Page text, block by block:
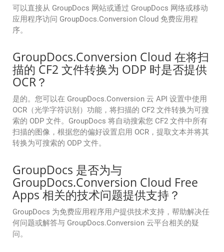
可以直接从 GroupDocs 网站或通过 GroupDocs 网络或移动
应用程序访问 GroupDocs.Conversion Cloud 免费应用程
序。
GroupDocs.Conversion Cloud 在将扫
描的 CF2 文件转换为 ODP 时是否提供
OCR？
是的。您可以在 GroupDocs.Conversion 云 API 设置中使用
OCR（光学字符识别）功能，将扫描的 CF2 文件转换为可搜
索的 ODP 文件。GroupDocs 将自动搜索您 CF2 文件中所有
扫描的图像，根据您的偏好设置启用 OCR，提取文本并将其
转换为可搜索的 ODP 文件。
GroupDocs 是否为与
GroupDocs.Conversion Cloud Free
Apps 相关的技术问题提供支持？
GroupDocs 为免费应用程序用户提供技术支持，帮助解决任
何问题或解答与 GroupDocs.Conversion 云平台相关的疑
问。